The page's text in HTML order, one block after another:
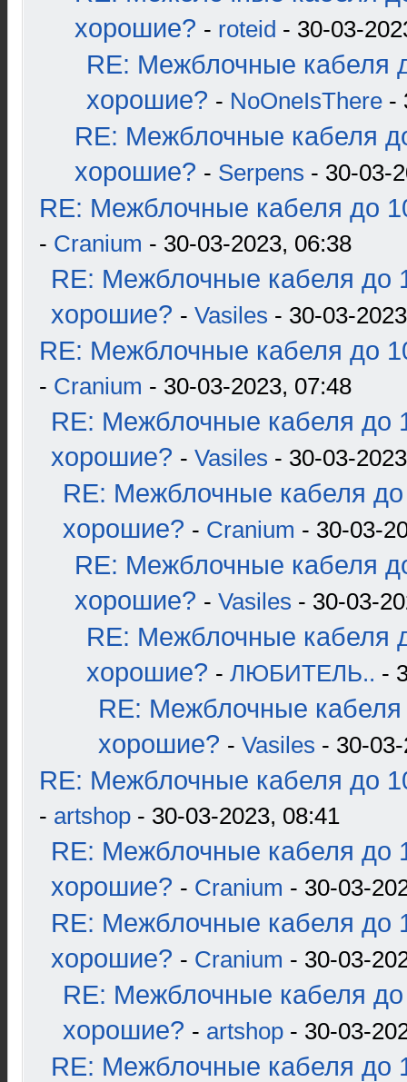
хорошие? - roteid - 30-03-
RE: Межблочные кабеля
хорошие? - NoOneIsThere -
RE: Межблочные кабеля
хорошие? - Serpens - 30-03-
RE: Межблочные кабеля до
- Cranium - 30-03-2023, 06:38
RE: Межблочные кабеля до
хорошие? - Vasiles - 30-03-
RE: Межблочные кабеля до
- Cranium - 30-03-2023, 07:48
RE: Межблочные кабеля до
хорошие? - Vasiles - 30-03-
RE: Межблочные кабеля до
хорошие? - Cranium - 30-03-
RE: Межблочные кабеля
хорошие? - Vasiles - 30-03-
RE: Межблочные кабеля
хорошие? - ЛЮБИТЕЛЬ.. -
RE: Межблочные кабеля
хорошие? - Vasiles - 30-
RE: Межблочные кабеля до
- artshop - 30-03-2023, 08:41
RE: Межблочные кабеля до
хорошие? - Cranium - 30-03-
RE: Межблочные кабеля до
хорошие? - Cranium - 30-03-
RE: Межблочные кабеля до
хорошие? - artshop - 30-03-
RE: Межблочные кабеля до